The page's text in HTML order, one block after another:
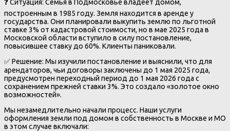
❓ Ситуация: Семья в Подмосковье владеет домом,
построенным в 1985 году. Земля находится в аренде у
государства. Они планировали выкупить землю по льготной
ставке 3% от кадастровой стоимости, но в мае 2025 года в
Московской области вступило в силу постановление,
повысившее ставку до 60%. Клиенты паниковали.
✅ Решение: Мы изучили постановление и выяснили, что для
арендаторов, чьи договоры заключены до 1 мая 2025 года,
предусмотрен переходный период до 1 мая 2026 года с
сохранением прежней ставки 3%. Это создало «золотое окно
возможностей».
Мы незамедлительно начали процесс. Наши услуги
оформления земли под домом в собственность в Москве и МО
в этом случае включали: